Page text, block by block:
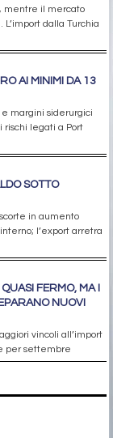
mentre il mercato
dalla Turchia
AI MINIMI DA 13
margini siderurgici
rischi legati a Port
SOTTO
in aumento
l’export arretra
FERMO, MA I
NUOVI
vincoli all’import
per settembre